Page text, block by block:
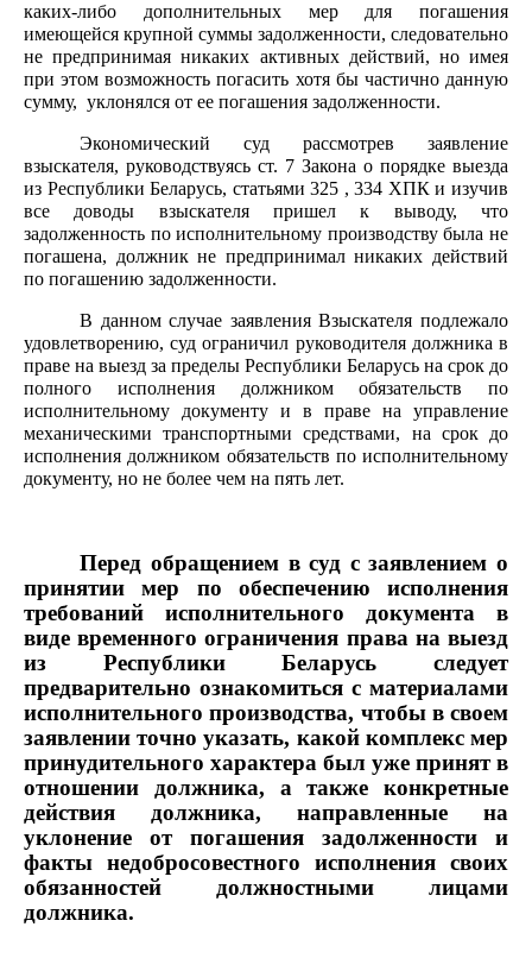
каких-либо дополнительных мер для погашения
имеющейся крупной суммы задолженности, следовательно
не предпринимая никаких активных действий, но имея
при этом возможность погасить хотя бы частично данную
сумму, уклонялся от ее погашения задолженности.
Экономический суд рассмотрев заявление
взыскателя, руководствуясь ст. 7 Закона о порядке выезда
из Республики Беларусь, статьями 325 , 334 ХПК и изучив
все доводы взыскателя пришел к выводу, что
задолженность по исполнительному производству была не
погашена, должник не предпринимал никаких действий
по погашению задолженности.
В данном случае заявления Взыскателя подлежало
удовлетворению, суд ограничил руководителя должника в
праве на выезд за пределы Республики Беларусь на срок до
полного исполнения должником обязательств по
исполнительному документу и в праве на управление
механическими транспортными средствами, на срок до
исполнения должником обязательств по исполнительному
документу, но не более чем на пять лет.
Перед обращением в суд с заявлением о
принятии мер по обеспечению исполнения
требований исполнительного документа в
виде временного ограничения права на выезд
из Республики Беларусь следует
предварительно ознакомиться с материалами
исполнительного производства, чтобы в своем
заявлении точно указать, какой комплекс мер
принудительного характера был уже принят в
отношении должника, а также конкретные
действия должника, направленные на
уклонение от погашения задолженности и
факты недобросовестного исполнения своих
обязанностей должностными лицами
должника.